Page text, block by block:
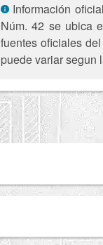
Información
Núm. 42 se ubica
fuentes oficiales
puede variar segun